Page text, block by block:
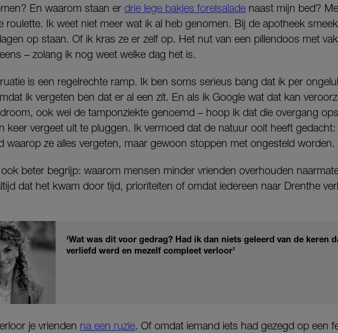
En waarom staan er drie lege bakjes forelsalade naast mijn bed?
roulette. Ik weet niet meer wat ik al heb genomen. Bij de apotheek
op staan. Of ik kras ze er zelf op. Het nut van een pillendoos met
– zolang ik nog weet welke dag het is.
is een regelrechte ramp. Ik ben soms serieus bang dat ik per
ik vergeten ben dat er al een zit. En als ik Google wat dat kan
ook wel de tamponziekte genoemd – hoop ik dat die overgang
keer vergeet uit te pluggen. Ik vermoed dat de natuur ooit heeft
waarop ze alles vergeten, maar gewoon stoppen met ongesteld
beter begrijp: waarom mensen minder vrienden overhouden
dat het kwam door tijd, prioriteiten of omdat iedereen naar Drenthe
‘Wat was dit voor gedrag? Had ik dan niets geleerd van de keren
verliefd werd en mezelf compleet verloor’
je vrienden na een ruzie. Of omdat iemand iets had gezegd op een